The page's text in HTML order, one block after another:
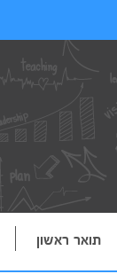
תואר ראשון